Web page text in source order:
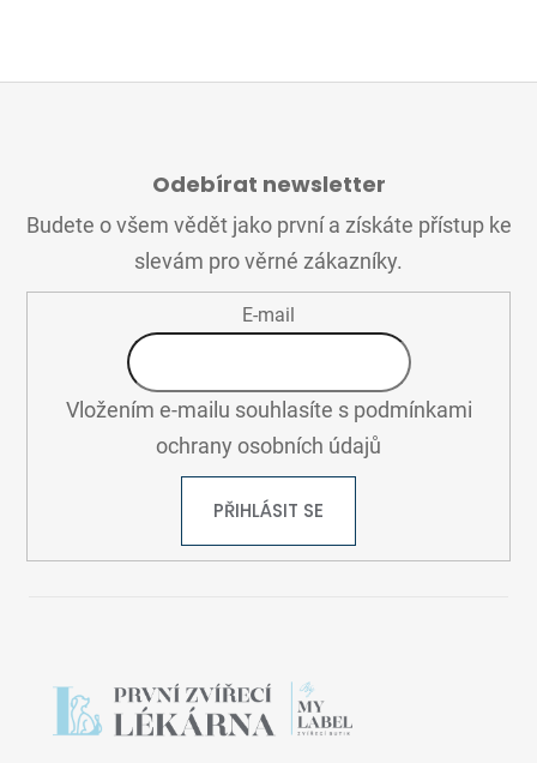
Odebírat newsletter
Budete o všem vědět jako první a získáte přístup ke
slevám pro věrné zákazníky.
E-mail
Vložením e-mailu souhlasíte s podmínkami
ochrany osobních údajů
PŘIHLÁSIT SE